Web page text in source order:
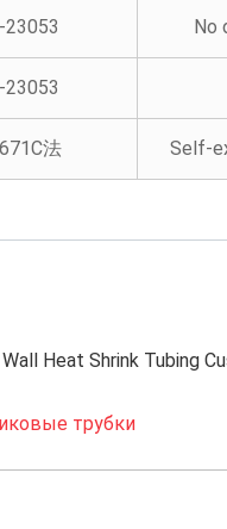
No
法 Self-
Heat Shrink Tubing
трубки